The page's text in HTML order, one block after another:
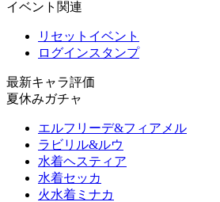
イベント関連
リセットイベント
ログインスタンプ
最新キャラ評価
夏休みガチャ
エルフリーデ&フィアメル
ラビリル&ルウ
水着ヘスティア
水着セッカ
火水着ミナカ